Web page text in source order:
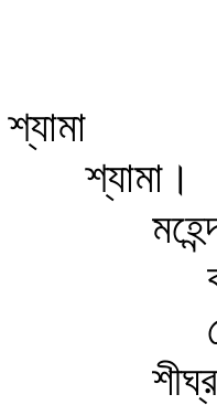
শ্যামা
শ্যামা।